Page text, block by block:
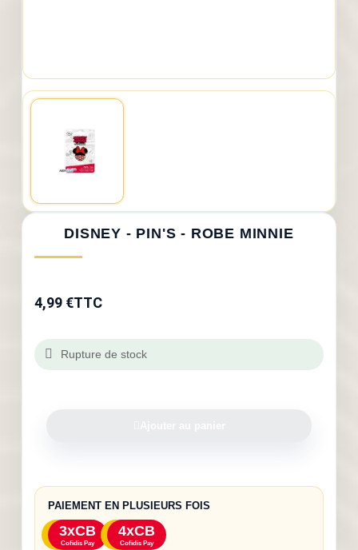
DISNEY - PIN'S - ROBE MINNIE
4,99 €TTC
Rupture de stock
PAIEMENT EN PLUSIEURS FOIS
3xCB
Cofidis Pay
4xCB
Cofidis Pay